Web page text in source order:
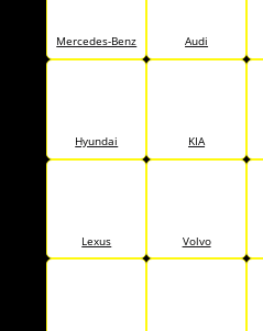
Mercedes-Benz Audi
Hyundai KIA
Lexus Volvo